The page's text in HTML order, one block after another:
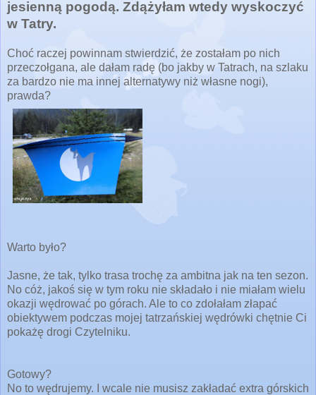
jesienną pogodą. Zdążyłam wtedy wyskoczyć
w Tatry.
Choć raczej powinnam stwierdzić, że zostałam po nich
przeczołgana, ale dałam radę (bo jakby w Tatrach, na szlaku
za bardzo nie ma innej alternatywy niż własne nogi),
prawda?
Warto było?
Jasne, że tak, tylko trasa trochę za ambitna jak na ten sezon.
No cóż, jakoś się w tym roku nie składało i nie miałam wielu
okazji wędrować po górach. Ale to co zdołałam złapać
obiektywem podczas mojej tatrzańskiej wędrówki chętnie Ci
pokażę drogi Czytelniku.
Gotowy?
No to wędrujemy. I wcale nie musisz zakładać extra górskich